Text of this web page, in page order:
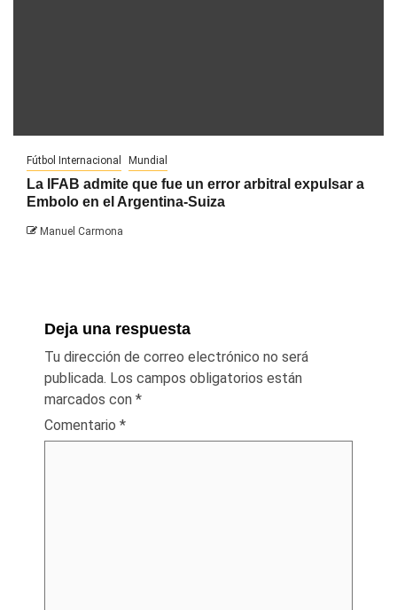
Fútbol Internacional Mundial
La IFAB admite que fue un error arbitral expulsar a
Embolo en el Argentina-Suiza
Manuel Carmona
Deja una respuesta
Tu dirección de correo electrónico no será
publicada. Los campos obligatorios están
marcados con *
Comentario *